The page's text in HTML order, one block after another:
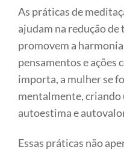
As práticas de
ajudam na redução de
promovem a
pensamentos e ações
importa, a mulher se
mentalmente,
autoestima e
Essas práticas não